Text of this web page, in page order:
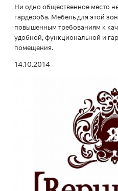
Ни одно общественное место
гардероба. Мебель для этой
повышенным требованиям к
удобной, функциональной и
помещения.
14.10.2014